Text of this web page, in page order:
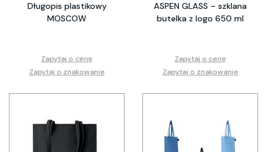
Długopis plastikowy
MOSCOW
Zapytaj o cenę
Zapytaj o znakowanie
ASPEN GLASS – szklana
butelka z logo 650 ml
Zapytaj o cenę
Zapytaj o znakowanie